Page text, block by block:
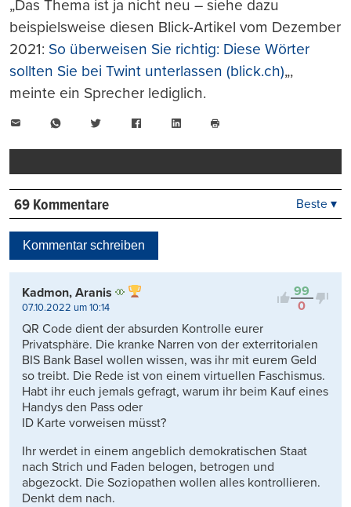
„Das Thema ist ja nicht neu – siehe dazu
beispielsweise diesen Blick-Artikel vom Dezember
2021: So überweisen Sie richtig: Diese Wörter
sollten Sie bei Twint unterlassen (blick.ch)„,
meinte ein Sprecher lediglich.
WhatsAppTwitter FacebookLinkedIn
drucken
69 Kommentare
Kontrovers
Beste ▾
Kommentar schreiben
99
0
Kadmon, Aranis
07.10.2022 um 10:14
QR Code dient der absurden Kontrolle eurer
Privatsphäre. Die kranke Narren von der exterritorialen
BIS Bank Basel wollen wissen, was ihr mit eurem Geld
so treibt. Die Rede ist von einem virtuellen Faschismus.
Habt ihr euch jemals gefragt, warum ihr beim Kauf eines
Handys den Pass oder
ID Karte vorweisen müsst?
Ihr werdet in einem angeblich demokratischen Staat
nach Strich und Faden belogen, betrogen und
abgezockt. Die Soziopathen wollen alles kontrollieren.
Denkt dem nach.